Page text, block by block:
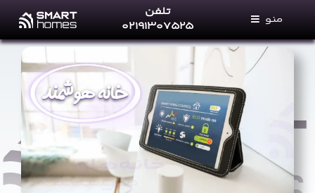
content
تلفن
۰۲۱۹۱۳۰۷۵۲۵
منو
خانه های هوشمند
مجله خانه‌های هوشمند
پرتال نمایندگان